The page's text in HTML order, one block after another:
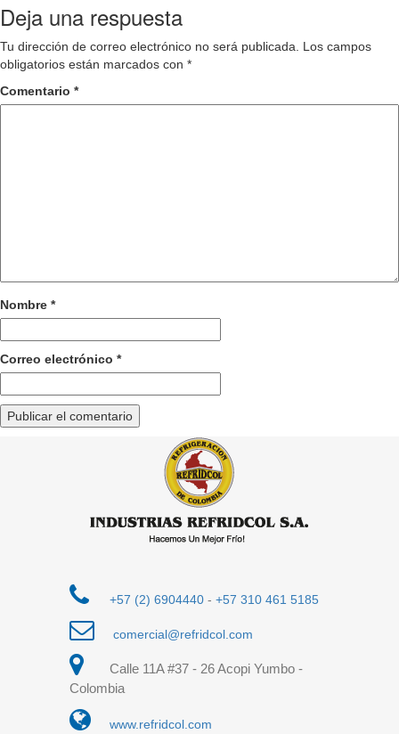
Deja una respuesta
Tu dirección de correo electrónico no será publicada.
Los campos
obligatorios están marcados con *
Comentario *
Nombre *
Correo electrónico *
+57 (2) 6904440- +57 310 461 5185
comercial@refridcol.com
Calle 11A #37 - 26 Acopi Yumbo -
Colombia
www.refridcol.com